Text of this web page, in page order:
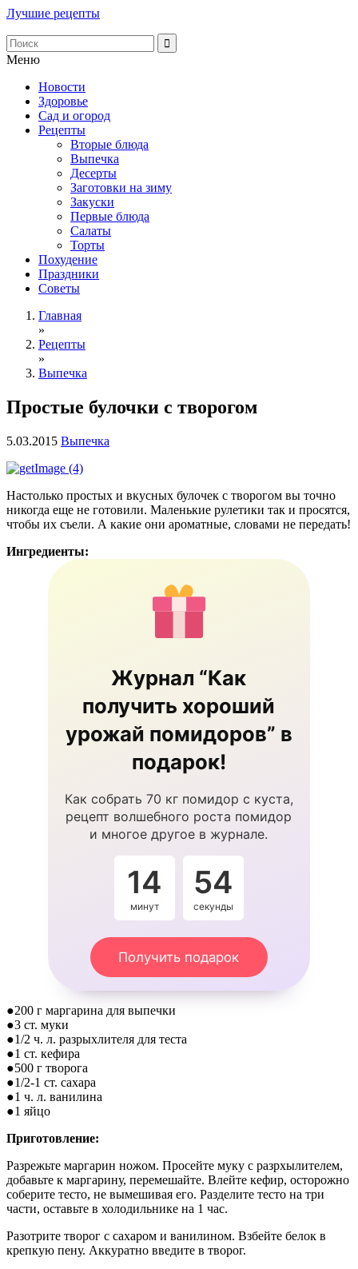
Лучшие рецепты
Меню
Новости
Здоровье
Сад и огород
Рецепты
Вторые блюда
Выпечка
Десерты
Заготовки на зиму
Закуски
Первые блюда
Салаты
Торты
Похудение
Праздники
Советы
Главная
»
Рецепты
»
Выпечка
Простые булочки с творогом
5.03.2015 Выпечка
Настолько простых и вкусных булочек с творогом вы точно
никогда еще не готовили. Маленькие рулетики так и просятся,
чтобы их съели. А какие они ароматные, словами не передать!
Ингредиенты:
Журнал “Как
получить хороший
урожай помидоров” в
подарок!
Как собрать 70 кг помидор с куста,
рецепт волшебного роста помидор
и многое другое в журнале.
14
минут
53
секунды
Получить подарок
●200 г маргарина для выпечки
●3 ст. муки
●1/2 ч. л. разрыхлителя для теста
●1 ст. кефира
●500 г творога
●1/2-1 ст. сахара
●1 ч. л. ванилина
●1 яйцо
Приготовление:
Разрежьте маргарин ножом. Просейте муку с разрхылителем,
добавьте к маргарину, перемешайте. Влейте кефир, осторожно
соберите тесто, не вымешивая его. Разделите тесто на три
части, оставьте в холодильнике на 1 час.
Разотрите творог с сахаром и ванилином. Взбейте белок в
крепкую пену. Аккуратно введите в творог.